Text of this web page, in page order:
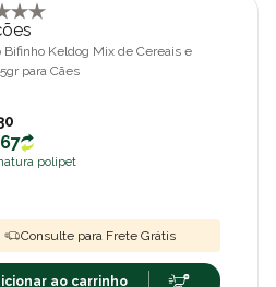
Bifinho Keldog Mix de Cereais e
para Cães
polipet
Consulte para Frete Grátis
ao carrinho